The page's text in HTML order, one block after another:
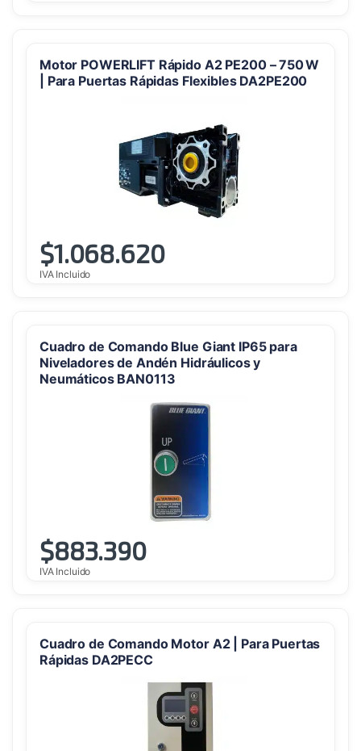
Motor POWERLIFT Rápido A2 PE200 – 750 W
| Para Puertas Rápidas Flexibles DA2PE200
$1.068.620
IVA Incluido
Cuadro de Comando Blue Giant IP65 para
Niveladores de Andén Hidráulicos y
Neumáticos BAN0113
$883.390
IVA Incluido
Cuadro de Comando Motor A2 | Para Puertas
Rápidas DA2PECC